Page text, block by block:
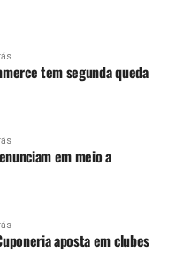
tem segunda queda
em meio a
aposta em clubes